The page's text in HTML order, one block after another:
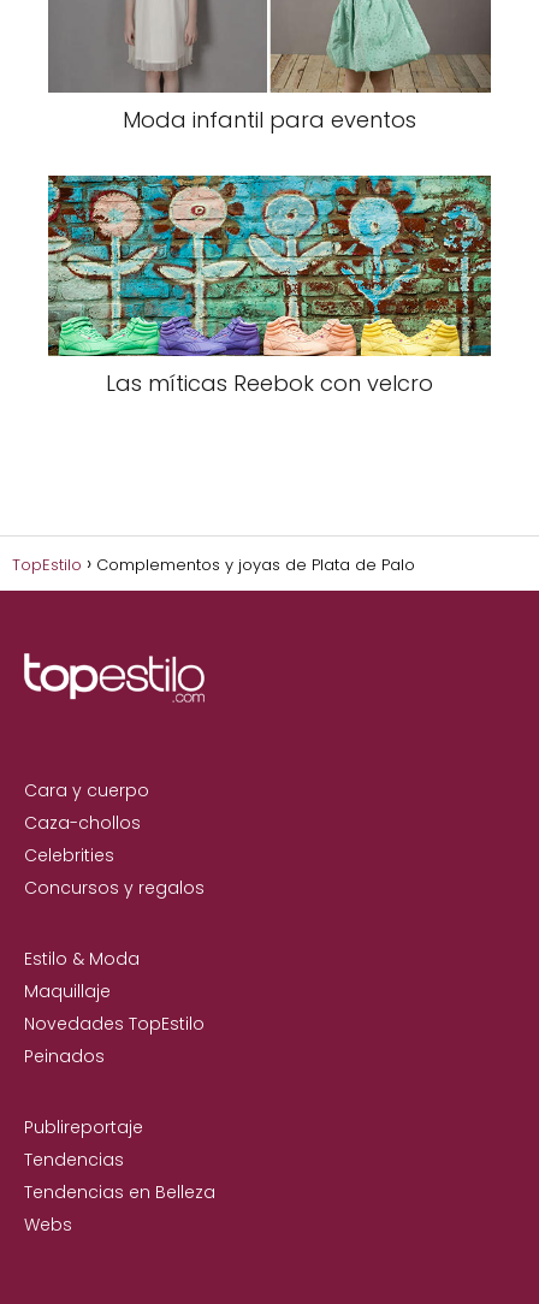
Moda infantil para eventos
Las míticas Reebok con velcro
TopEstilo Complementos y joyas de Plata de Palo
Cara y cuerpo
Caza-chollos
Celebrities
Concursos y regalos
Estilo & Moda
Maquillaje
Novedades TopEstilo
Peinados
Publireportaje
Tendencias
Tendencias en Belleza
Webs